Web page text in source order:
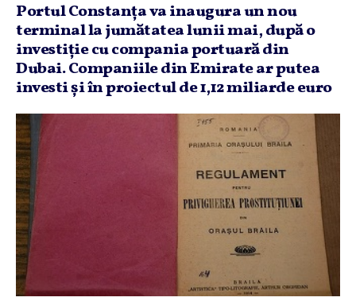
Portul Constanţa va inaugura un nou
terminal la jumătatea lunii mai, după o
investiţie cu compania portuară din
Dubai. Companiile din Emirate ar putea
investi şi în proiectul de 1,12 miliarde euro